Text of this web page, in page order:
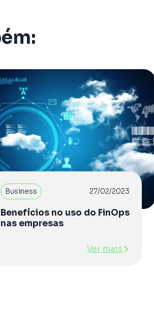
Business 27/02/2023
Benefícios no uso do FinOps
nas empresas
Ver mais